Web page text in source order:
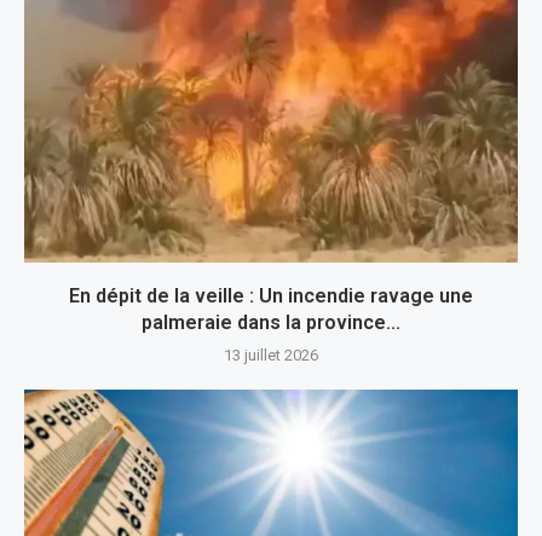
En dépit de la veille : Un incendie ravage une
palmeraie dans la province...
13 juillet 2026